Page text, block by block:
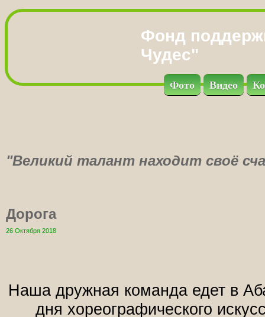
Фонд
Чудес"
Фото Видео
"Великий талант находит своё
Дорога
26 Октября 2018
Наша дружная команда едет в
дня хореографического